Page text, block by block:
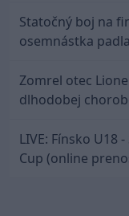
Statočný boj na
osemnástka
Zomrel otec
dlhodobej
LIVE: Fínsko U18
Cup (online